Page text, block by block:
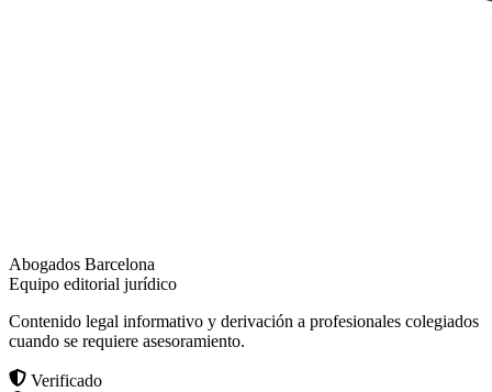
Abogados Barcelona
Equipo editorial jurídico
Contenido legal informativo y derivación a profesionales colegiados
cuando se requiere asesoramiento.
Verificado